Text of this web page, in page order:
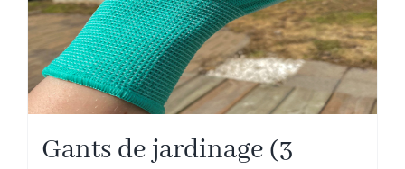
Gants de jardinage (3